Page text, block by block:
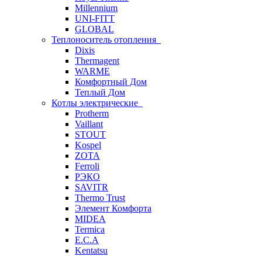
Millennium
UNI-FITT
GLOBAL
Теплоноситель отопления
Dixis
Thermagent
WARME
Комфортный Дом
Теплый Дом
Котлы электрические
Protherm
Vaillant
STOUT
Kospel
ZOTA
Ferroli
РЭКО
SAVITR
Thermo Trust
Элемент Комфорта
MIDEA
Termica
E.C.A
Kentatsu